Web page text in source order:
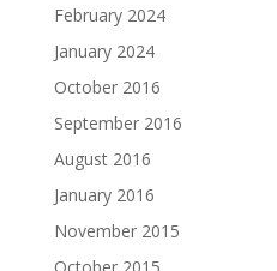
February 2024
January 2024
October 2016
September 2016
August 2016
January 2016
November 2015